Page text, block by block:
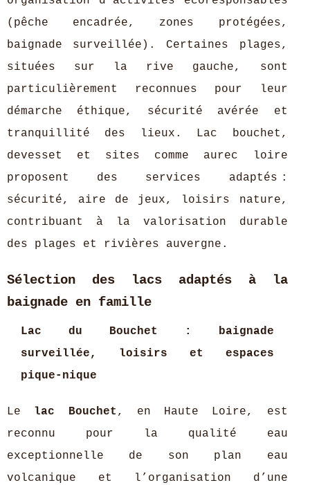
(pêche encadrée, zones protégées,
baignade surveillée). Certaines plages,
situées sur la rive gauche, sont
particulièrement reconnues pour leur
démarche éthique, sécurité avérée et
tranquillité des lieux. Lac bouchet,
devesset et sites comme aurec loire
proposent des services adaptés :
sécurité, aire de jeux, loisirs nature,
contribuant à la valorisation durable
des plages et rivières auvergne.
Sélection des lacs adaptés à la
baignade en famille
Lac du Bouchet : baignade
surveillée, loisirs et espaces
pique-nique
Le lac Bouchet , en Haute Loire, est
reconnu pour la qualité eau
exceptionnelle de son plan eau
volcanique et l’organisation d’une